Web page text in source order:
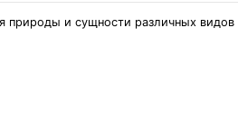
природы и сущности различных видов